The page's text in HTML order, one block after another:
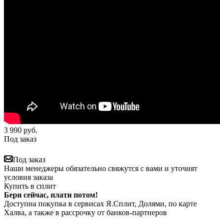
3 990 руб.
Под заказ
Под заказ
Наши менеджеры обязательно свяжутся с вами и уточнят
условия заказа
Купить в сплит
Бери сейчас, плати потом!
Доступна покупка в сервисах Я.Сплит, Долями, по карте
Халва, а также в рассрочку от банков-партнеров